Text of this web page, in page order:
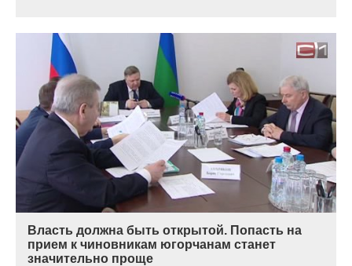
Власть должна быть открытой. Попасть на
прием к чиновникам югорчанам станет
значительно проще